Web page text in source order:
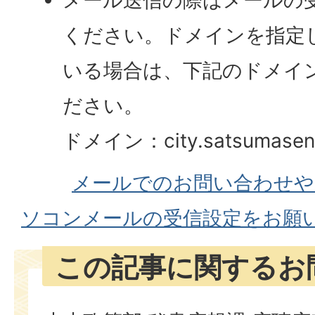
ください。ドメインを指
いる場合は、下記のドメイ
ださい。
ドメイン：
メールでのお問い合わせ
ソコンメールの受信設定をお願
この記事に関する